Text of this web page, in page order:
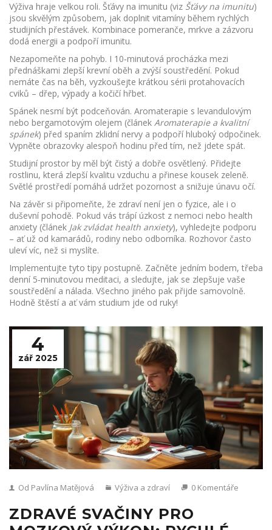
Výživa hraje velkou roli. Šťávy na imunitu (viz Šťávy na imunitu)
jsou skvělým způsobem, jak doplnit vitamíny během rychlých
studijních přestávek. Kombinace pomeranče, mrkve a zázvoru
dodá energii a podpoří imunitu.
Nezapomeňte na pohyb. I 10‑minutová procházka mezi
přednáškami zlepší krevní oběh a zvýší soustředění. Pokud
nemáte čas na běh, vyzkoušejte krátkou sérii protahovacích
cviků – dřep, výpady a kočičí hřbet.
Spánek nesmí být podceňován. Aromaterapie s levandulovým
nebo bergamotovým olejem (článek Aromaterapie a kvalitní
spánek) před spaním zklidní nervy a podpoří hluboký odpočinek.
Vypněte obrazovky alespoň hodinu před tím, než jdete spát.
Studijní prostor by měl být čistý a dobře osvětlený. Přidejte
rostlinu, která zlepší kvalitu vzduchu a přinese kousek zeleně.
Světlé prostředí pomáhá udržet pozornost a snižuje únavu očí.
Na závěr si připomeňte, že zdraví není jen o fyzice, ale i o
duševní pohodě. Pokud vás trápí úzkost z nemoci nebo health
anxiety (článek Jak zvládat health anxiety), vyhledejte podporu
– ať už od kamarádů, rodiny nebo odborníka. Rozhovor často
uleví víc, než si myslíte.
Implementujte tyto tipy postupně. Začněte jedním bodem, třeba
denní 5‑minutovou meditaci, a sledujte, jak se zlepšuje vaše
soustředění a nálada. Všechno jiného pak přijde samovolně.
Hodně štěstí a ať vám studium jde od ruky!
4
zář 2025
Od Pavlína Matějová Výživa a zdraví 0 Komentáře
ZDRAVÉ SVAČINY PRO